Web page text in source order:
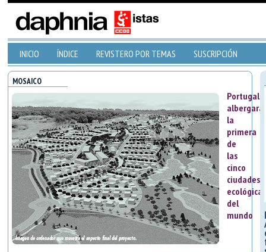
INICIO ÍNDICE REVISTERO POR TEMAS SUSCRIPCIÓN
MOSAICO
Portugal
albergará
la
primera
de
las
cinco
ciudades
ecológicas
del
mundo